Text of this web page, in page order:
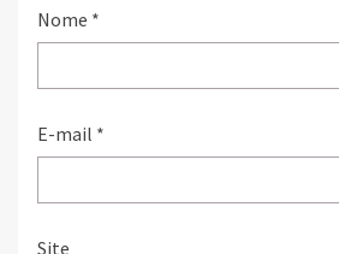
Nome *
E-mail *
Site